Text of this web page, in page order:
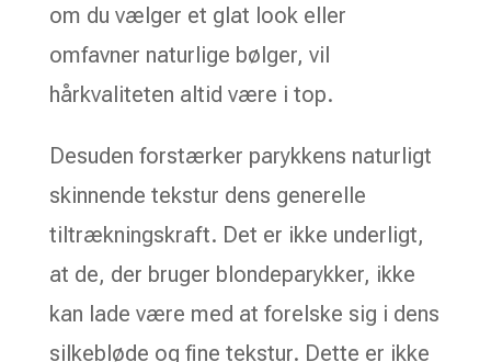
om du vælger et glat look eller
omfavner naturlige bølger, vil
hårkvaliteten altid være i top.
Desuden forstærker parykkens naturligt
skinnende tekstur dens generelle
tiltrækningskraft. Det er ikke underligt,
at de, der bruger blondeparykker, ikke
kan lade være med at forelske sig i dens
silkebløde og fine tekstur. Dette er ikke